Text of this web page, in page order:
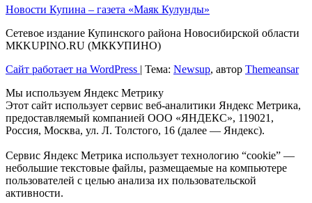
Новости Купина – газета «Маяк Кулунды»
Сетевое издание Купинского района Новосибирской области
МКKUPINO.RU (МККУПИНО)
Сайт работает на WordPress | Тема: Newsup, автор Themeansar
Мы используем Яндекс Метрику
Этот сайт использует сервис веб-аналитики Яндекс Метрика,
предоставляемый компанией ООО «ЯНДЕКС», 119021,
Россия, Москва, ул. Л. Толстого, 16 (далее — Яндекс).
Сервис Яндекс Метрика использует технологию “cookie” —
небольшие текстовые файлы, размещаемые на компьютере
пользователей с целью анализа их пользовательской
активности.